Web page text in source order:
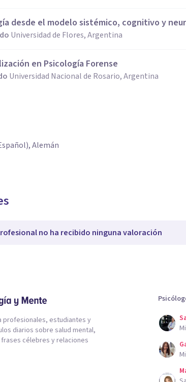
desde el modelo sistémico, cognitivo y
Universidad de Flores, Argentina
en Psicología Forense
Universidad Nacional de Rosario, Argentina
Alemán
no ha recibido ninguna valoración
profesionales, estudiantes y
diarios sobre salud mental,
célebres y relaciones